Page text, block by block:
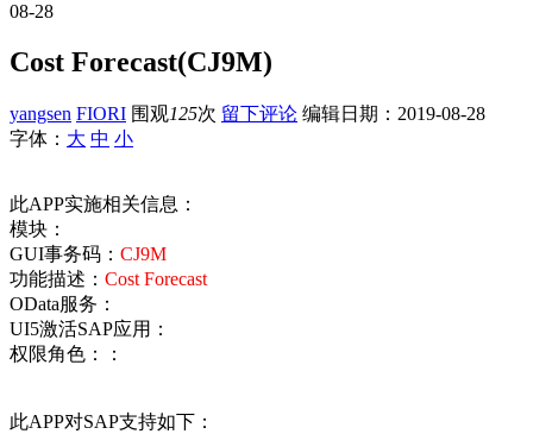
08-28
Cost Forecast(CJ9M)
yangsen FIORI 围观125次 留下评论 编辑日期： 2019-08-28
字体： 大 中 小
此APP实施相关信息：
模块：
GUI事务码： CJ9M
功能描述： Cost Forecast
OData服务：
UI5激活SAP应用：
权限角色：：
此APP对SAP支持如下：